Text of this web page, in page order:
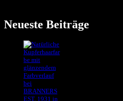
Neueste Beiträge